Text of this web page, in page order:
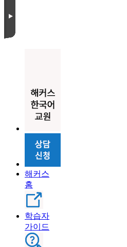
해커스
홈
학습자
가이드